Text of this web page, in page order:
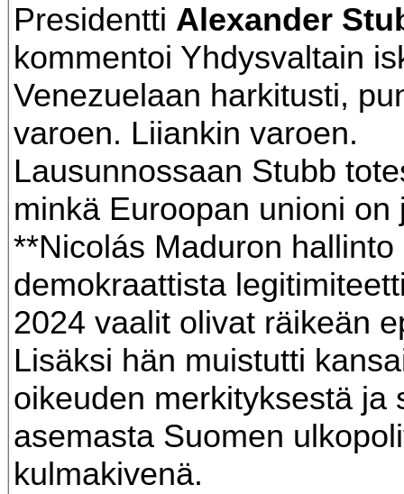
Presidentti Alexander
kommentoi Yhdysvaltain
Venezuelaan harkitusti,
varoen. Liiankin varoen.
Lausunnossaan Stubb
minkä Euroopan unioni on
**Nicolás Maduron
demokraattista
2024 vaalit olivat räikeän
Lisäksi hän muistutti
oikeuden merkityksestä ja
asemasta Suomen
kulmakivenä.